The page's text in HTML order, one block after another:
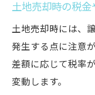
土地売却時の税
土地売却時には、
発生する点に注意
差額に応じて税率
変動します。